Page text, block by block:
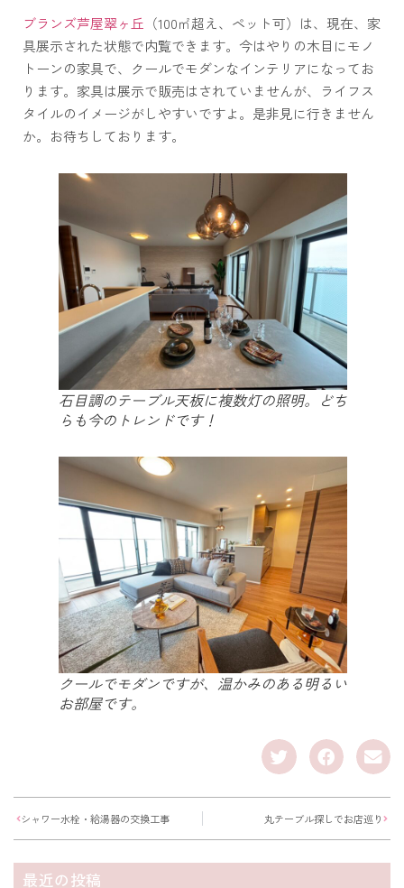
ブランズ芦屋翠ヶ丘 （100㎡超え、ペット可）は、現在、家
具展示された状態で内覧できます。今はやりの木目にモノ
トーンの家具で、クールでモダンなインテリアになってお
ります。家具は展示で販売はされていませんが、ライフス
タイルのイメージがしやすいですよ。是非見に行きません
か。お待ちしております。
石目調のテーブル天板に複数灯の照明。どち
らも今のトレンドです！
クールでモダンですが、温かみのある明るい
お部屋です。
シャワー水栓・給湯器の交換工事 丸テーブル探しでお店巡り
最近の投稿